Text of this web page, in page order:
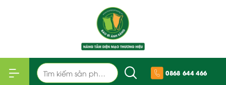
Tìm
kiếm:
0868 644 466